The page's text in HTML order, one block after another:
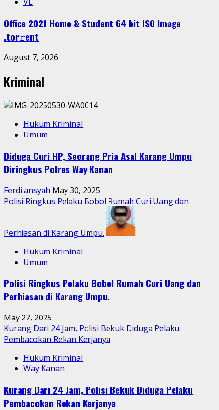
Office 2021 Home & Student 64 bit ISO Image
.tоr𝚛еnt
August 7, 2026
Kriminal
Hukum Kriminal
Umum
Diduga Curi HP, Seorang Pria Asal Karang Umpu
Diringkus Polres Way Kanan
Ferdi ansyah May 30, 2025
Polisi Ringkus Pelaku Bobol Rumah Curi Uang dan
Perhiasan di Karang Umpu.
Hukum Kriminal
Umum
Polisi Ringkus Pelaku Bobol Rumah Curi Uang dan
Perhiasan di Karang Umpu.
May 27, 2025
Kurang Dari 24 Jam, Polisi Bekuk Diduga Pelaku
Pembacokan Rekan Kerjanya
Hukum Kriminal
Way Kanan
Kurang Dari 24 Jam, Polisi Bekuk Diduga Pelaku
Pembacokan Rekan Kerjanya